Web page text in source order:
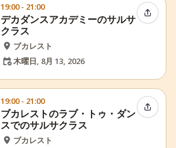
19:00 - 21:00
デカダンスアカデミーのサルサ
クラス
ブカレスト
木曜日, 8月 13, 2026
イベン
19:00 - 21:00
ブカレストのラブ・トゥ・ダン
スでのサルサクラス
ブカレスト
イベン